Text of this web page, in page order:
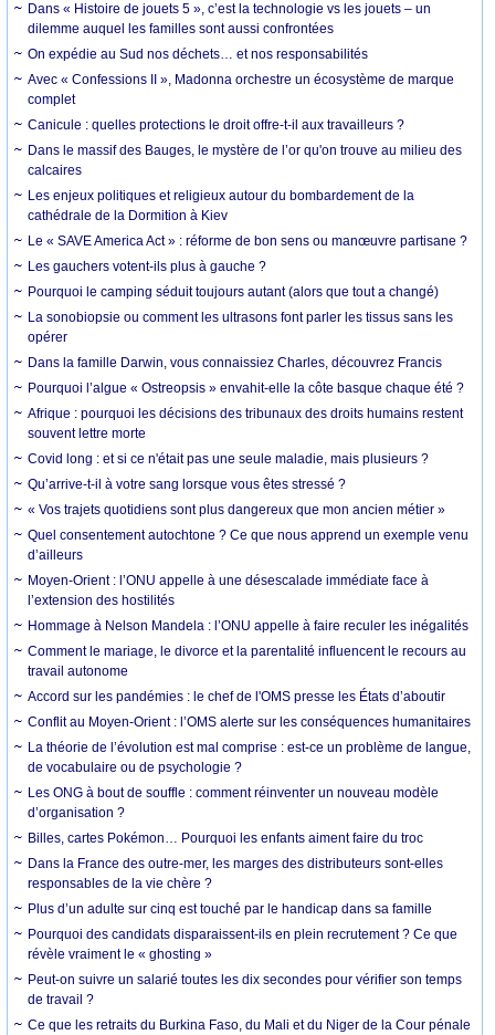
Dans « Histoire de jouets 5 », c’est la technologie vs les jouets – un
dilemme auquel les familles sont aussi confrontées
On expédie au Sud nos déchets… et nos responsabilités
Avec « Confessions II », Madonna orchestre un écosystème de marque
complet
Canicule : quelles protections le droit offre-t-il aux travailleurs ?
Dans le massif des Bauges, le mystère de l’or qu'on trouve au milieu des
calcaires
Les enjeux politiques et religieux autour du bombardement de la
cathédrale de la Dormition à Kiev
Le « SAVE America Act » : réforme de bon sens ou manœuvre partisane ?
Les gauchers votent-ils plus à gauche ?
Pourquoi le camping séduit toujours autant (alors que tout a changé)
La sonobiopsie ou comment les ultrasons font parler les tissus sans les
opérer
Dans la famille Darwin, vous connaissiez Charles, découvrez Francis
Pourquoi l’algue « Ostreopsis » envahit-elle la côte basque chaque été ?
Afrique : pourquoi les décisions des tribunaux des droits humains restent
souvent lettre morte
Covid long : et si ce n'était pas une seule maladie, mais plusieurs ?
Qu’arrive-t-il à votre sang lorsque vous êtes stressé ?
« Vos trajets quotidiens sont plus dangereux que mon ancien métier »
Quel consentement autochtone ? Ce que nous apprend un exemple venu
d’ailleurs
Moyen-Orient : l’ONU appelle à une désescalade immédiate face à
l’extension des hostilités
Hommage à Nelson Mandela : l’ONU appelle à faire reculer les inégalités
Comment le mariage, le divorce et la parentalité influencent le recours au
travail autonome
Accord sur les pandémies : le chef de l'OMS presse les États d’aboutir
Conflit au Moyen-Orient : l’OMS alerte sur les conséquences humanitaires
La théorie de l’évolution est mal comprise : est-ce un problème de langue,
de vocabulaire ou de psychologie ?
Les ONG à bout de souffle : comment réinventer un nouveau modèle
d’organisation ?
Billes, cartes Pokémon… Pourquoi les enfants aiment faire du troc
Dans la France des outre-mer, les marges des distributeurs sont-elles
responsables de la vie chère ?
Plus d’un adulte sur cinq est touché par le handicap dans sa famille
Pourquoi des candidats disparaissent-ils en plein recrutement ? Ce que
révèle vraiment le « ghosting »
Peut-on suivre un salarié toutes les dix secondes pour vérifier son temps
de travail ?
Ce que les retraits du Burkina Faso, du Mali et du Niger de la Cour pénale